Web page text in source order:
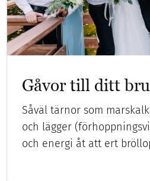
Gåvor till ditt
Såväl tärnor som
och lägger
och energi åt att ert